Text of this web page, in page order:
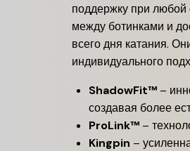
поддержку при любой
между ботинками и
всего дня катания.
индивидуального
ShadowFit™ –
создавая более
ProLink™ –
Kingpin –